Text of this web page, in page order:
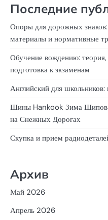
Последние
Опоры для дорожных
материалы и нормативные
Обучение вождению:
подготовка к экзаменам
Английский для школьников:
Шины Hankook Зима
на Снежных Дорогах
Скупка и прием
Архив
Май 2026
Апрель 2026